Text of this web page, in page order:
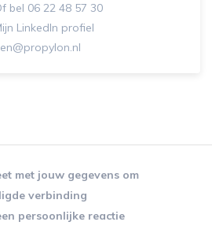
bel 06 22 48 57 30
LinkedIn profiel
met jouw gegevens om
verbinding
persoonlijke reactie